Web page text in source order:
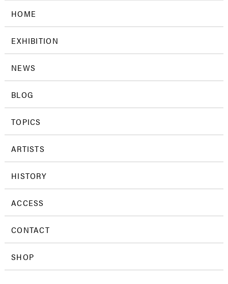
HOME
EXHIBITION
NEWS
BLOG
TOPICS
ARTISTS
HISTORY
ACCESS
CONTACT
SHOP